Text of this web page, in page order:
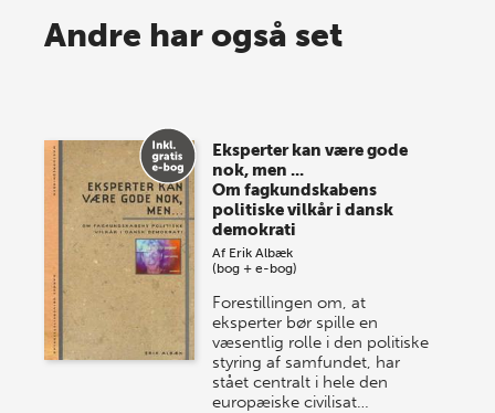
Spar op til 70% til sommer-
store sommer-lagersalg, så sæt kryds i kalenderen
onsdag den 10. j…
Andre har også set
Eksperter kan være gode
nok, men ...
Om fagkundskabens
politiske vilkår i dansk
demokrati
Af Erik Albæk
(bog + e-bog)
Forestillingen om, at
eksperter bør spille en
væsentlig rolle i den politiske
styring af samfundet, har
stået centralt i hele den
europæiske civilisat…